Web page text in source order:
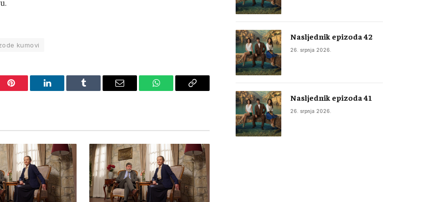
kumovi
Pinterest LinkedIn Tumblr Email WhatsAppCopy
Nasljednik epizoda 42
26. srpnja 2026.
Nasljednik epizoda 41
26. srpnja 2026.